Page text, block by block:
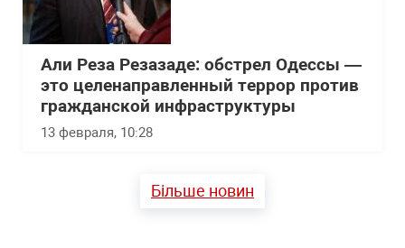
Али Реза Резазаде: обстрел Одессы —
это целенаправленный террор против
гражданской инфраструктуры
13 февраля, 10:28
Більше новин